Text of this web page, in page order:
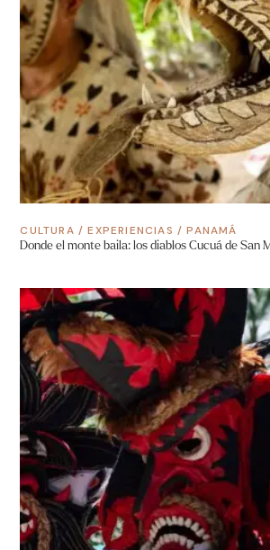
CULTURA /EXPERIENCIAS /PANAMÁ
Donde el monte baila: los diablos Cucuá de San